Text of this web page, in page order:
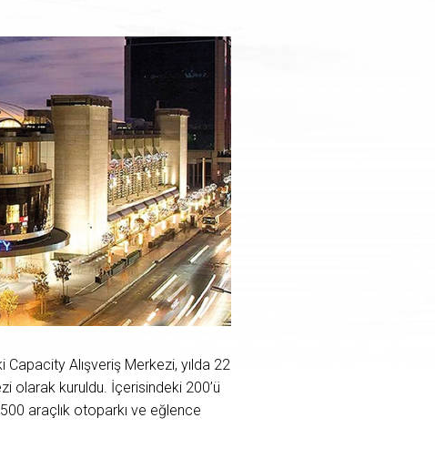
Capacity Alışveriş Merkezi, yılda 22
olarak kuruldu. İçerisindeki 200’ü
araçlık otoparkı ve eğlence